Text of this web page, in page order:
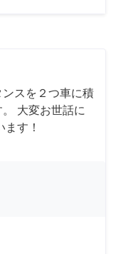
スを２つ車に積
大変お世話に
す！